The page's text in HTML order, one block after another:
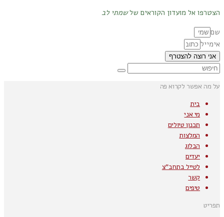
הצטרפו אל מועדון הקוראים שלשמתי לב
שם
אימייל
אני רוצה להצטרף
על מה אפשר לקרוא פה
בית
מי אני
תכנון טיולים
המלצות
הבלוג
יעדים
לטייל בתחב"צ
קשר
טיפים
תפריט